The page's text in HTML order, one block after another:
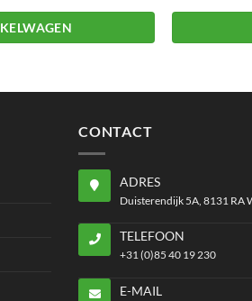
kan
gekozen
worden
CONTACT
ADRES
Duisterendijk 5A, 8131 RA
TELEFOON
+31 (0)85 40 19 230
E-MAIL